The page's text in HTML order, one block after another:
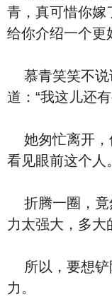
青，真可惜你嫁
给你介绍一个更
慕青笑笑不说
道：“我这儿还
她匆忙离开，
看见眼前这个人。
折腾一圈，竟
力太强大，多大
所以，要想铲
力。